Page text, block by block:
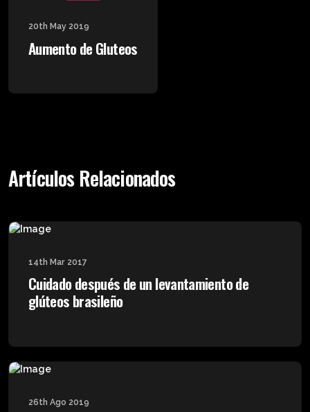
20th May 2019
Aumento de Gluteos
Artículos Relacionados
14th Mar 2017
Cuidado después de un levantamiento de
glúteos brasileño
26th Ago 2019